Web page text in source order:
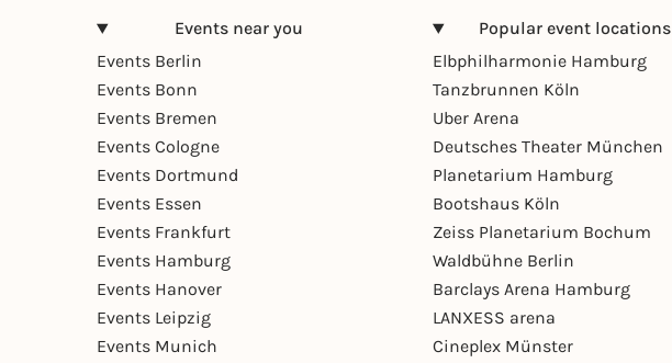
Events near you
Events Berlin
Events Bonn
Events Bremen
Events Cologne
Events Dortmund
Events Essen
Events Frankfurt
Events Hamburg
Events Hanover
Events Leipzig
Events Munich
Popular event locations
Elbphilharmonie Hamburg
Tanzbrunnen Köln
Uber Arena
Deutsches Theater München
Planetarium Hamburg
Bootshaus Köln
Zeiss Planetarium Bochum
Waldbühne Berlin
Barclays Arena Hamburg
LANXESS arena
Cineplex Münster